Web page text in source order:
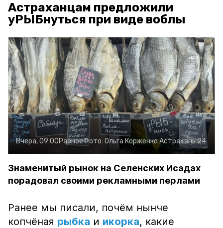
Астраханцам предложили
уРЫБнуться при виде воблы
Вчера, 09:00РазноеФото: Ольга КорженкоАстрахань 24
Знаменитый рынок на Селенских Исадах
порадовал своими рекламными перлами
Ранее мы писали, почём нынче
копчёная рыбка и икорка, какие